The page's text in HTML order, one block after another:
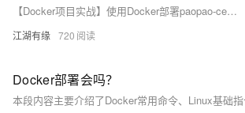
【Docker项目实战】使用Docker部署paopao-ce微社区
江湖有缘 720
Docker部署会吗？